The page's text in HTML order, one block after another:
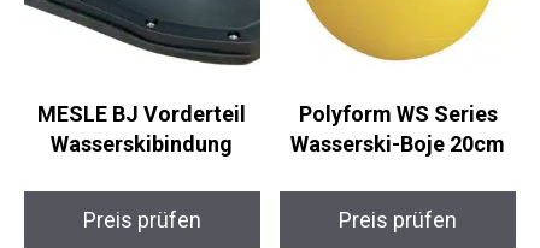
MESLE BJ Vorderteil
Wasserskibindung
Preis prüfen
Polyform WS Series
Wasserski-Boje 20cm
Preis prüfen